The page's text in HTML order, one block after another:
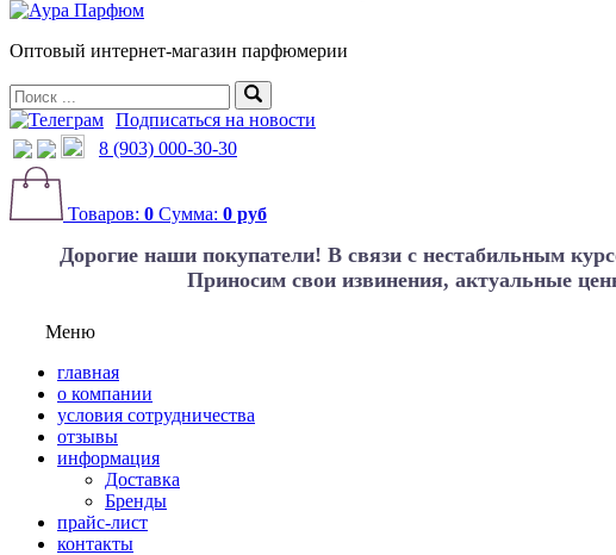
Оптовый интернет-магазин парфюмерии
Подписаться на новости
8 (903) 000-30-30
Товаров: 0 Сумма: 0 руб
Дорогие наши покупатели! В связи с нестабильным
Приносим свои извинения, актуальные
Меню
главная
о компании
условия сотрудничества
отзывы
информация
Доставка
Бренды
прайс-лист
контакты